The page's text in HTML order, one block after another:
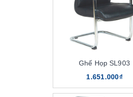
Ghế Họp SL903
1.651.000₫